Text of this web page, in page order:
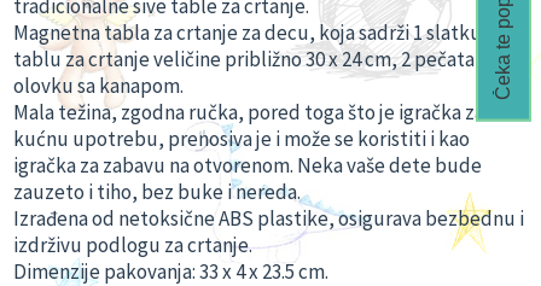
tradicionalne sive table za crtanje.
Magnetna tabla za crtanje za decu, koja sadrži 1 slatku
tablu za crtanje veličine približno 30 x 24 cm, 2 pečata, 1
olovku sa kanapom.
Mala težina, zgodna ručka, pored toga što je igračka za
kućnu upotrebu, prenosiva je i može se koristiti i kao
igračka za zabavu na otvorenom. Neka vaše dete bude
zauzeto i tiho, bez buke i nereda.
Izrađena od netoksične ABS plastike, osigurava bezbednu i
izdrživu podlogu za crtanje.
Dimenzije pakovanja: 33 x 4 x 23.5 cm.